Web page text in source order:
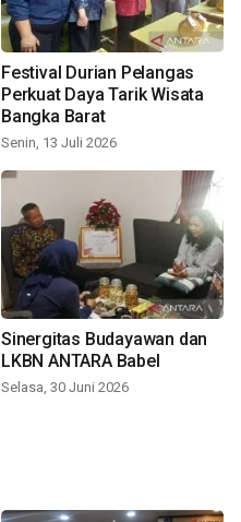
Festival Durian Pelangas
Perkuat Daya Tarik Wisata
Bangka Barat
Senin, 13 Juli 2026
Sinergitas Budayawan dan
LKBN ANTARA Babel
Selasa, 30 Juni 2026